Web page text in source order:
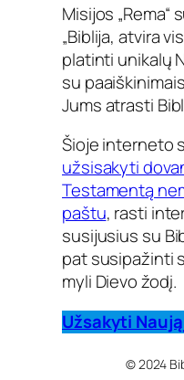
Misijos
„Biblija, atvira
platinti unikalų
su
Jums atrasti
Šioje interneto
užsisakyti
Testamentą
paštu, rasti
susijusius su
pat susipažinti
myli Dievo žodį.
Užsakyti
© 2024